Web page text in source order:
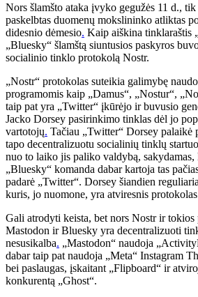
Nors šlamšto ataka įvyko gegužės 11 d.,
paskelbtas duomenų mokslininko atliktas
didesnio dėmesio. Kaip aiškina tinklaraštis
„Bluesky“ šlamštą siuntusios paskyros
socialinio tinklo protokolą Nostr.
„Nostr“ protokolas suteikia galimybę
programomis kaip „Damus“, „Nostur“,
taip pat yra „Twitter“ įkūrėjo ir buvusio
Jacko Dorsey pasirinkimo tinklas dėl jo
vartotojų. Tačiau „Twitter“ Dorsey palaikė
tapo decentralizuotu socialinių tinklų
nuo to laiko jis paliko valdybą, sakydamas,
„Bluesky“ komanda dabar kartoja tas
padarė „Twitter“. Dorsey šiandien
kuris, jo nuomone, yra atviresnis
Gali atrodyti keista, bet nors Nostr ir
Mastodon ir Bluesky yra decentralizuoti
nesusikalba. „Mastodon“ naudoja
dabar taip pat naudoja „Meta“ Instagram
bei paslaugas, įskaitant „Flipboard“ ir
konkurentą „Ghost“.